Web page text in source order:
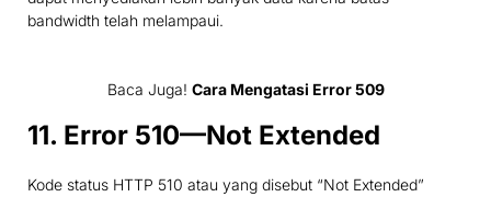
bandwidth telah melampaui.
Baca Juga! Cara Mengatasi Error 509
11. Error 510—Not Extended
Kode status HTTP 510 atau yang disebut “Not Extended”